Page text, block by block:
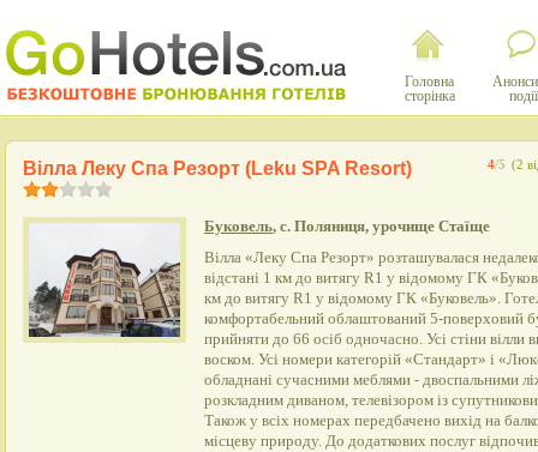
Головна
сторінка
події
4/5 (2
Вілла Леку Спа Резорт (Leku SPA Resort)
Буковель, с. Поляниця, урочище Стаїще
Вілла «Леку Спа Резорт» розташувалася
відстані 1 км до витягу R1 у відомому ГК
км до витягу R1 у відомому ГК «Буковель».
комфортабельний облаштований 5-поверховий
прийняти до 66 осіб одночасно. Усі стіни
воском. Усі номери категорій «Стандарт» і
обладнані сучасними меблями - двоспальними
розкладним диваном, телевізором із
Також у всіх номерах передбачено вихід на
місцеву природу. До додаткових послуг